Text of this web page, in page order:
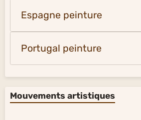
Espagne peinture
Portugal peinture
Mouvements artistiques